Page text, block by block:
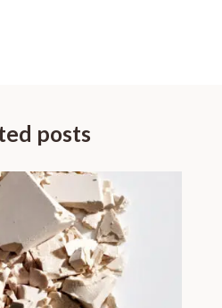
posts